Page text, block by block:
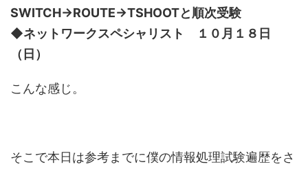
SWITCH→ROUTE→TSHOOTと順次受験
◆ネットワークスペシャリスト １０月１８日
（日）
こんな感じ。
そこで本日は参考までに僕の情報処理試験遍歴をさ